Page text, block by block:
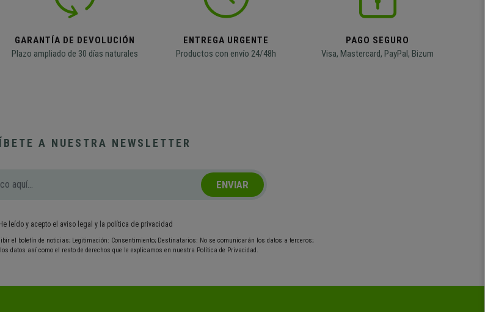
GARANTÍA DE DEVOLUCIÓN
Plazo ampliado de 30 días naturales
ENTREGA URGENTE
Productos con envío 24/48h
PAGO SEGURO
Visa, Mastercard, PayPal, Bizum
A NUESTRA NEWSLETTER
ENVIAR
He leído y acepto el aviso legal y la política de privacidad
el boletín de noticias; Legitimación: Consentimiento; Destinatarios: No se comunicarán los datos a terceros;
datos así como el resto de derechos que le explicamos en nuestra Política de Privacidad.